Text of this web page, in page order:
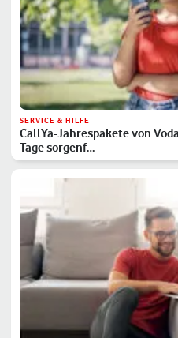
SERVICE & HILFE
CallYa-Jahrespakete von
Tage sorgenf…